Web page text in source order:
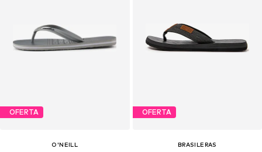
OFERTA
O'NEILL
OFERTA
BRASILERAS